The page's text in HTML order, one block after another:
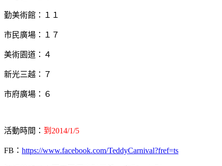
勤美術館：１１
市民廣場：１７
美術園道：４
新光三越：７
市府廣場：６
活動時間： 到2014/1/5
FB： https://www.facebook.com/TeddyCarnival?fref=ts